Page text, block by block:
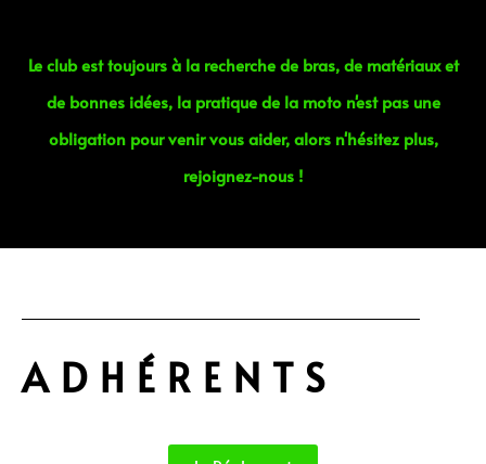
Le club est toujours à la recherche de bras, de matériaux et
de bonnes idées, la pratique de la moto n'est pas une
obligation pour venir vous aider, alors n'hésitez plus,
rejoignez-nous !
ADHÉRENTS